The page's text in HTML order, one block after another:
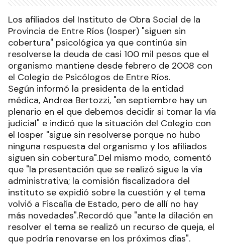
Los afiliados del Instituto de Obra Social de la
Provincia de Entre Ríos (Iosper) "siguen sin
cobertura" psicológica ya que continúa sin
resolverse la deuda de casi 100 mil pesos que el
organismo mantiene desde febrero de 2008 con
el Colegio de Psicólogos de Entre Ríos.
Según informó la presidenta de la entidad
médica, Andrea Bertozzi, "en septiembre hay un
plenario en el que debemos decidir si tomar la vía
judicial" e indicó que la situación del Colegio con
el Iosper "sigue sin resolverse porque no hubo
ninguna respuesta del organismo y los afiliados
siguen sin cobertura".Del mismo modo, comentó
que "la presentación que se realizó sigue la vía
administrativa; la comisión fiscalizadora del
instituto se expidió sobre la cuestión y el tema
volvió a Fiscalía de Estado, pero de allí no hay
más novedades".Recordó que "ante la dilación en
resolver el tema se realizó un recurso de queja, el
que podría renovarse en los próximos días".